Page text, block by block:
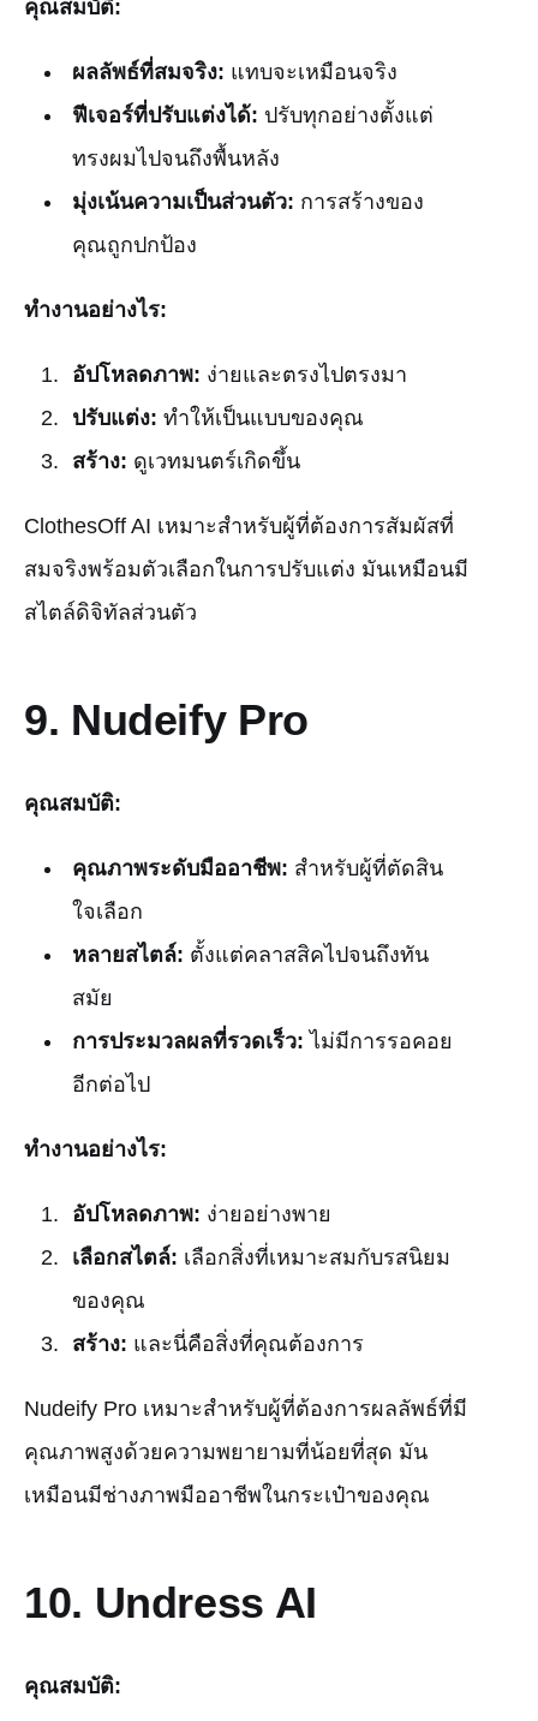
คุณสมบัติ:
ผลลัพธ์ที่สมจริง: แทบจะเหมือนจริง
ฟีเจอร์ที่ปรับแต่งได้: ปรับทุกอย่างตั้งแต่
ทรงผมไปจนถึงพื้นหลัง
มุ่งเน้นความเป็นส่วนตัว: การสร้างของ
คุณถูกปกป้อง
ทำงานอย่างไร:
อัปโหลดภาพ: ง่ายและตรงไปตรงมา
ปรับแต่ง: ทำให้เป็นแบบของคุณ
สร้าง: ดูเวทมนตร์เกิดขึ้น
ClothesOff AI เหมาะสำหรับผู้ที่ต้องการสัมผัสที่
สมจริงพร้อมตัวเลือกในการปรับแต่ง มันเหมือนมี
สไตล์ดิจิทัลส่วนตัว
9. Nudeify Pro
คุณสมบัติ:
คุณภาพระดับมืออาชีพ: สำหรับผู้ที่ตัดสิน
ใจเลือก
หลายสไตล์: ตั้งแต่คลาสสิคไปจนถึงทัน
สมัย
การประมวลผลที่รวดเร็ว: ไม่มีการรอคอย
อีกต่อไป
ทำงานอย่างไร:
อัปโหลดภาพ: ง่ายอย่างพาย
เลือกสไตล์: เลือกสิ่งที่เหมาะสมกับรสนิยม
ของคุณ
สร้าง: และนี่คือสิ่งที่คุณต้องการ
Nudeify Pro เหมาะสำหรับผู้ที่ต้องการผลลัพธ์ที่มี
คุณภาพสูงด้วยความพยายามที่น้อยที่สุด มัน
เหมือนมีช่างภาพมืออาชีพในกระเป๋าของคุณ
10. Undress AI
คุณสมบัติ: